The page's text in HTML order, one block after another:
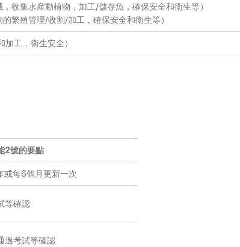
收集水産動植物，加工/儲存魚，確保安全和衛生等）
繁殖管理/收割/加工，確保安全和衛生等）
工，衛生安全）
2號的要點
或每6個月更新一次
等確認
過考試等確認